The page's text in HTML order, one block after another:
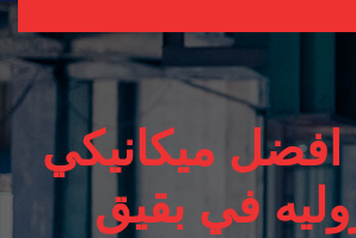
افضل ميكانيكي
في بقيق